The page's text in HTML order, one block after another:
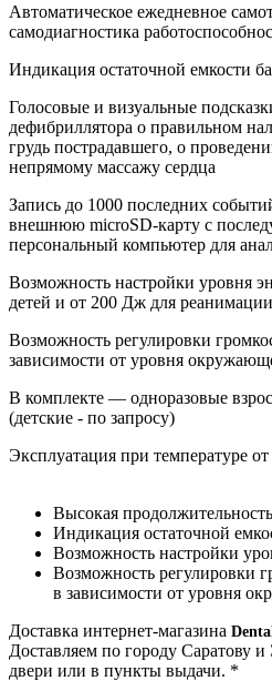
Автоматическое ежедневное
самодиагностика
Индикация остаточной емкости
Голосовые и визуальные
дефибриллятора о правильном
грудь пострадавшего, о
непрямому массажу сердца
Запись до 1000 последних
внешнюю microSD-карту с
персональный компьютер для
Возможность настройки уровня
детей и от 200 Дж для
Возможность регулировки
зависимости от уровня
В комплекте — одноразовые
(детские - по запросу)
Эксплуатация при температуре
Высокая
Индикация остаточной
Возможность настройки
Возможность регулировки
в зависимости от уровня
Доставка интернет-магазина
Доставляем по городу Саратову
двери или в пункты выдачи. *